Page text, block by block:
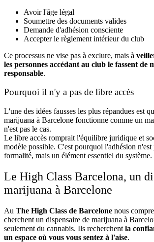
Avoir l'âge légal
Soumettre des documents valides
Demande d'adhésion consciente
Accepter le règlement intérieur du club
Ce processus ne vise pas à exclure, mais à
les personnes accédant au club le fassent de
responsable.
Pourquoi il n'y a pas de libre accès
L'une des idées fausses les plus répandues est
marijuana à Barcelone fonctionne comme un
n'est pas le cas.
Le libre accès romprait l'équilibre juridique et
modèle possible. C'est pourquoi l'adhésion n'est
formalité, mais un élément essentiel du système.
Le High Class Barcelona, un
marijuana à Barcelone
Au The High Class de Barcelone nous
cherchent un dispensaire de marijuana à
seulement du cannabis. Ils recherchent la
un espace où vous vous sentez à l'aise.